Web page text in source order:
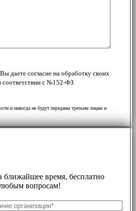
даете согласие на обработку своих
соответствии с №152-ФЗ
и никогда не будут переданы третьим лицам и
время, бесплатно
вопросам!